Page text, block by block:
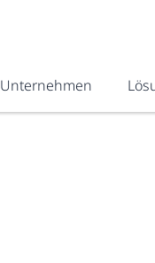
Unternehmen